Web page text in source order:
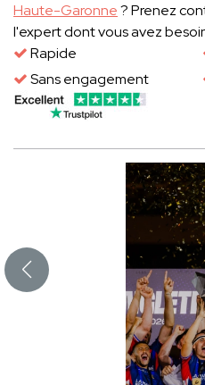
Haute-Garonne? Prenez
l'expert dont vous avez
Rapide
Sans engagement